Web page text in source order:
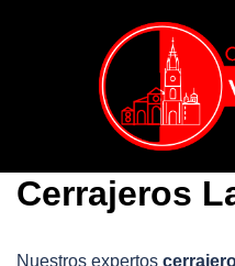
Cerrajeros
Nuestros expertos